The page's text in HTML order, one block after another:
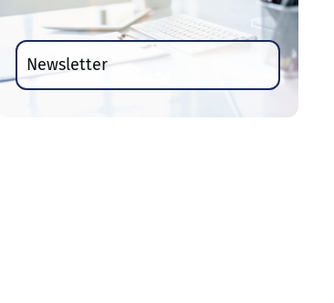
Newsletter